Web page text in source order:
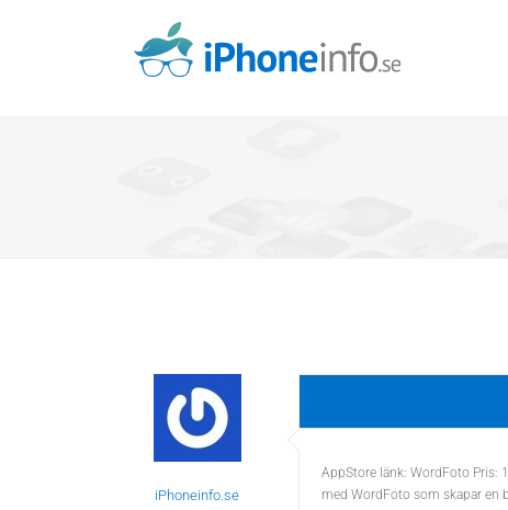
iPhoneinfo.se
AppStore länk: WordFoto Pris:
med WordFoto som skapar en